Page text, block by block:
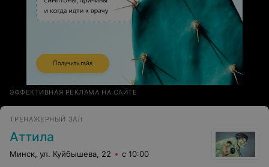
ЭФФЕКТИВНАЯ РЕКЛАМА НА САЙТЕ
ТРЕНАЖЕРНЫЙ ЗАЛ
Аттила
Минск, ул. Куйбышева, 22 с 10:00